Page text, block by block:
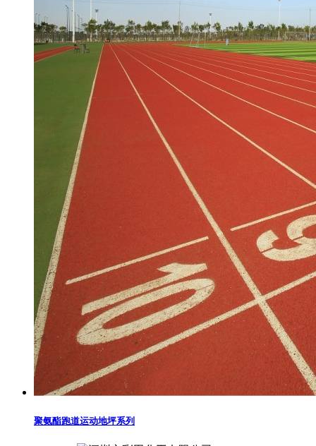
聚氨酯跑道运动地坪系列